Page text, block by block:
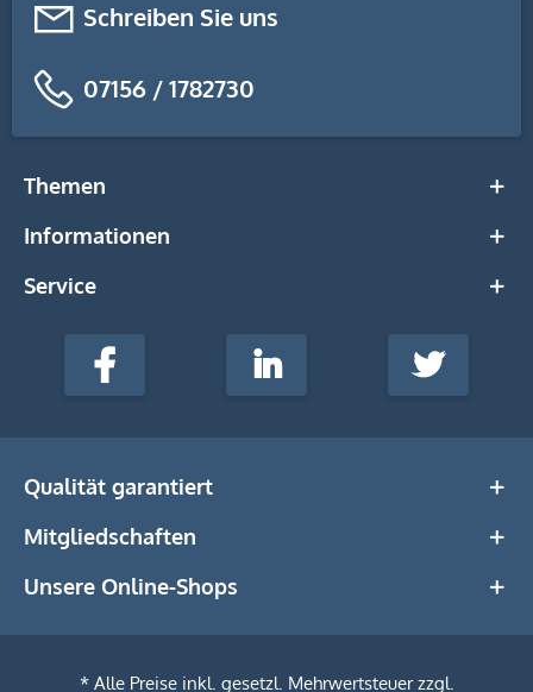
Schreiben Sie uns
07156 / 1782730
Themen
Informationen
Service
stempel-
Media
Facebook LinkedIn Twitter
Qualität garantiert
Mitgliedschaften
Unsere Online-Shops
* Alle Preise inkl. gesetzl. Mehrwertsteuer zzgl.